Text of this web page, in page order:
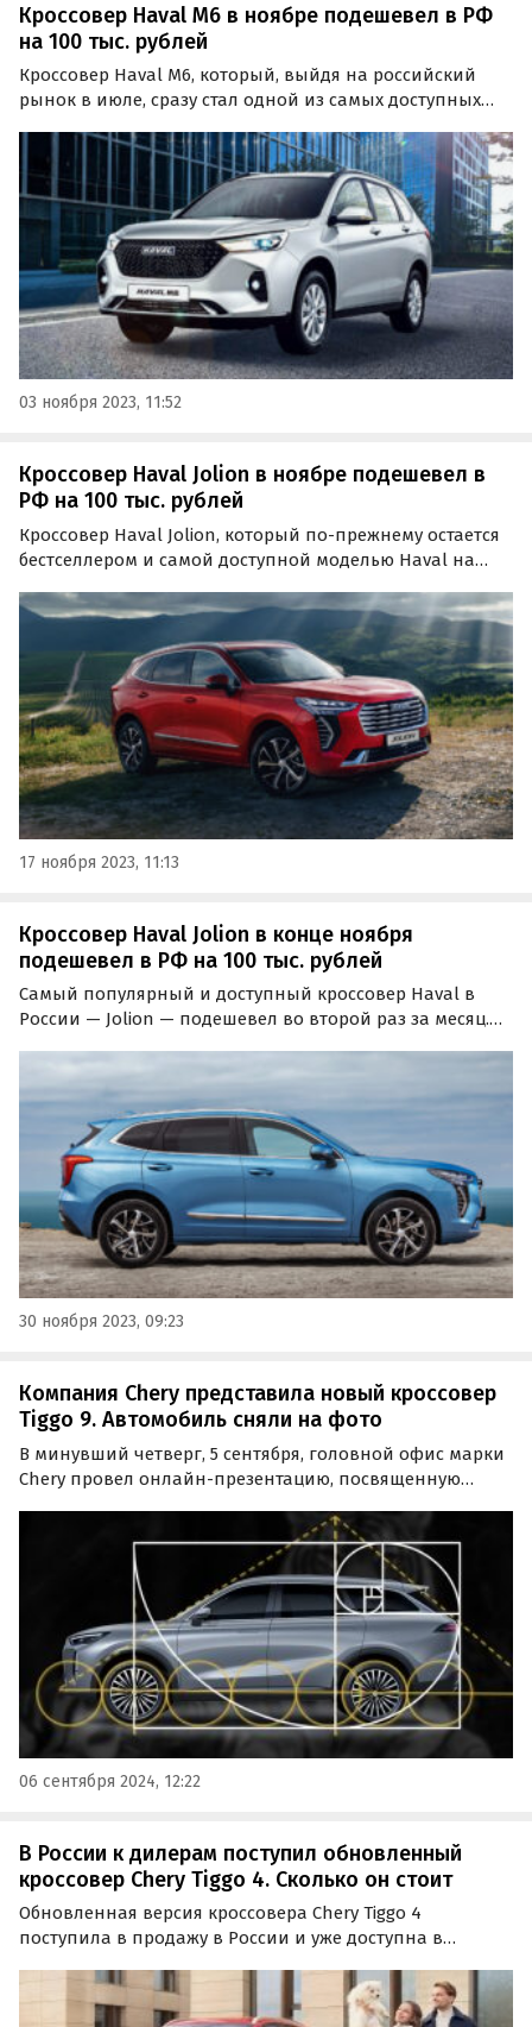
Кроссовер Haval M6 в ноябре подешевел в РФ
на 100 тыс. рублей
Кроссовер Haval M6, который, выйдя на российский
рынок в июле, сразу стал одной из самых доступных
начал давать на него «прямую выгоду» в 100 тыс.
рублей, сообщает портал «Автоновости дня» Согласно…
03 ноября 2023, 11:52
Кроссовер Haval Jolion в ноябре подешевел в
РФ на 100 тыс. рублей
Кроссовер Haval Jolion, который по-прежнему остается
бестселлером и самой доступной моделью Haval на
ноября он начал продаваться с прямой выгодой в 100
тысяч рублей, сообщает портал «Автоновости дня».
17 ноября 2023, 11:13
Кроссовер Haval Jolion в конце ноября
подешевел в РФ на 100 тыс. рублей
Самый популярный и доступный кроссовер Haval в
России — Jolion — подешевел во второй раз за месяц.
покупке с середины ноября, в некоторых
комплектациях увеличилась на 100 тысяч рублей,
сообщает портал…
30 ноября 2023, 09:23
Компания Chery представила новый кроссовер
Tiggo 9. Автомобиль сняли на фото
В минувший четверг, 5 сентября, головной офис марки
Chery провел онлайн-презентацию, посвященную
кроссовера Tiggo 9. Старт продаж модели на российском
рынке запланирован до конца 2024 года.
06 сентября 2024, 12:22
В России к дилерам поступил обновленный
кроссовер Chery Tiggo 4. Сколько он стоит
Обновленная версия кроссовера Chery Tiggo 4
поступила в продажу в России и уже доступна в
комплектациях — Active, Prime и Ultra, а цены на нее
варьируются от 2 330 000 до 2 630 000 рублей.